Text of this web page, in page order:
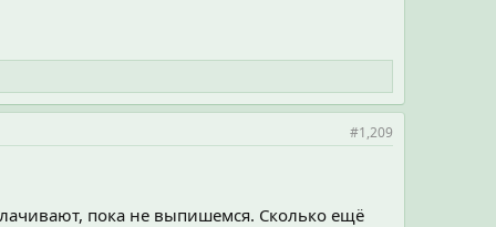
#1,209
пока не выпишемся. Сколько ещё